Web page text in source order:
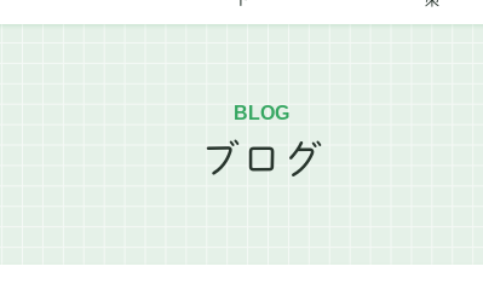
BLOG
ブログ